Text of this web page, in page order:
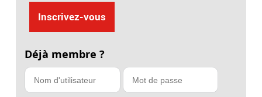
Inscrivez-vous
Déjà membre ?